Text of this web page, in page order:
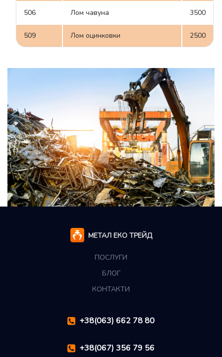
506 Лом чавуна 3500
509 Лом оцинковки 2500
МЕТАЛ ЕКО ТРЕЙД
ПОСЛУГИ
БЛОГ
КОНТАКТИ
+38(063) 662 78 80
+38(067) 356 79 56